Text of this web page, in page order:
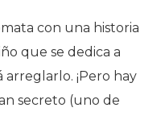
con una historia
que se dedica a
¡Pero hay
secreto (uno de